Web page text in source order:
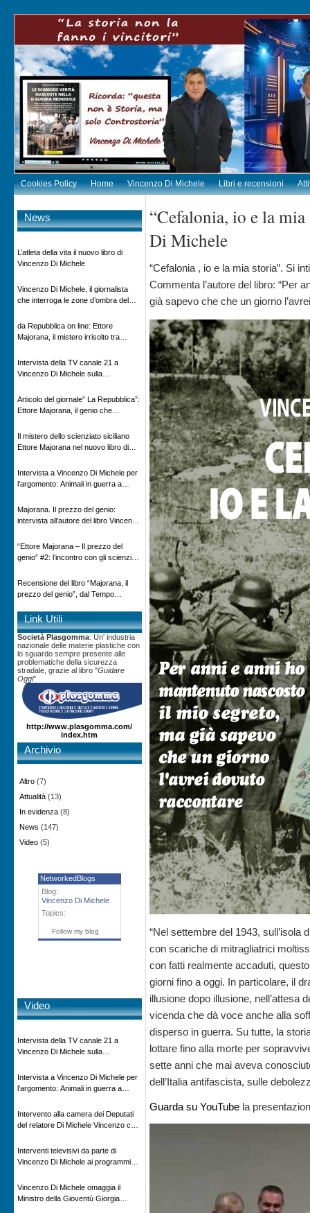
Cookies Policy Home Vincenzo Di Michele Libri e recensioni
News
L’atleta della vita il nuovo libro di
Vincenzo Di Michele
Vincenzo Di Michele, il giornalista
che interroga le zone d’ombra del
da Repubblica on line: Ettore
Majorana, il mistero irrisolto tra
Intervista della TV canale 21 a
Vincenzo Di Michele sulla
Articolo del giornale” La Repubblica”:
Ettore Majorana, il genio che
Il mistero dello scienziato siciliano
Ettore Majorana nel nuovo libro di
Adnkronos
Intervista a Vincenzo Di Michele per
l’argomento: Animali in guerra a
in onda su Espansione TV
Majorana. Il prezzo del genio:
intervista all’autore del libro Vincenzo
“Ettore Majorana ‒ Il prezzo del
genio” #2: l’incontro con gli scienziati
Recensione del libro “Majorana, il
prezzo del genio”, dal Tempo
Link Utili
Società Plasgomma: Un' industria
nazionale delle materie plastiche con
lo sguardo sempre presente alle
problematiche della sicurezza
stradale, grazie al libro "Guidare
Oggi"
http://www.plasgomma.com/
index.htm
Archivio
Altro (7)
Attualità (13)
In evidenza (8)
News (147)
Video (5)
NetworkedBlogs
Blog:
Vincenzo Di Michele
Topics:
Follow my blog
Video
Intervista della TV canale 21 a
Vincenzo Di Michele sulla
Intervista a Vincenzo Di Michele per
l’argomento: Animali in guerra a
in onda su Espansione TV
Intervento alla camera dei Deputati
del relatore Di Michele Vincenzo con
impatto ambientale e problematiche
sui veicoli storici e trattori d’epoca
Interventi televisivi da parte di
Vincenzo Di Michele ai programmi
rivisitazione della storia
Vincenzo Di Michele omaggia il
Ministro della Gioventù Giorgia
“Cefalonia, io e la
Di Michele
“Cefalonia , io e la mia storia”. Si
Commenta l’autore del libro: “Per
già sapevo che che un giorno
“Nel settembre del 1943, sull’isola
con scariche di mitragliatrici
con fatti realmente accaduti,
giorni fino a oggi. In particolare, il
illusione dopo illusione, nell’attesa
vicenda che dà voce anche alla
disperso in guerra. Su tutte, la
lottare fino alla morte per
sette anni che mai aveva
dell’Italia antifascista, sulle
Guarda su YouTube la